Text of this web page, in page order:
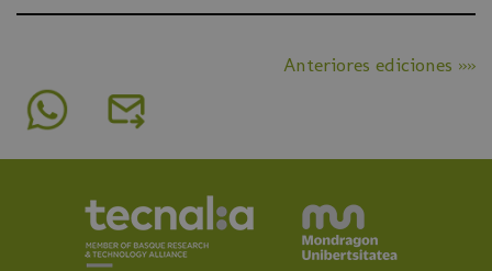
Anteriores ediciones »»